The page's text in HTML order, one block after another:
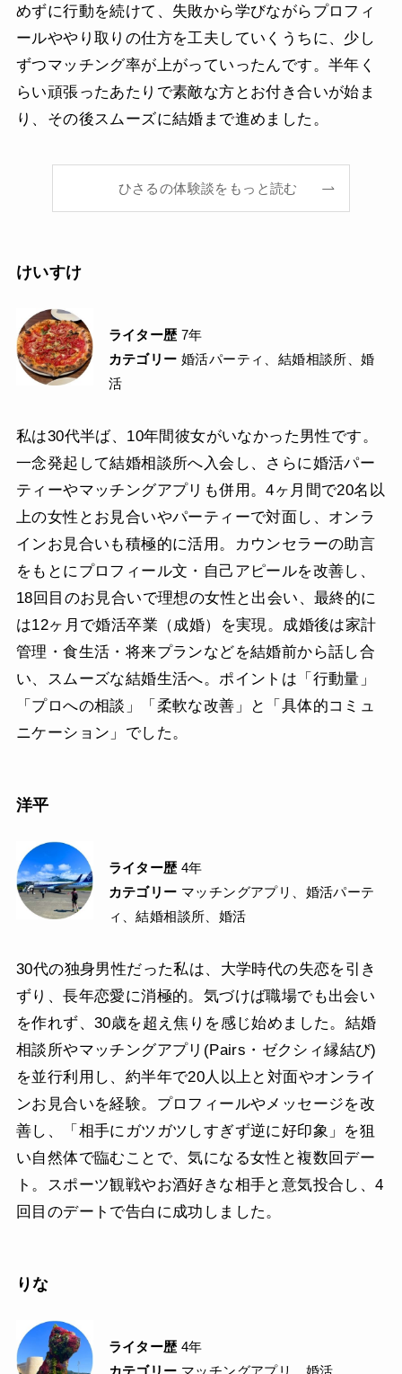
めずに行動を続けて、失敗から学びながらプロフィ
ールややり取りの仕方を工夫していくうちに、少し
ずつマッチング率が上がっていったんです。半年く
らい頑張ったあたりで素敵な方とお付き合いが始ま
り、その後スムーズに結婚まで進めました。
ひさるの体験談をもっと読む
けいすけ
ライター歴7年
カテゴリー 婚活パーティ、結婚相談所、婚
活
私は30代半ば、10年間彼女がいなかった男性です。
一念発起して結婚相談所へ入会し、さらに婚活パー
ティーやマッチングアプリも併用。4ヶ月間で20名以
上の女性とお見合いやパーティーで対面し、オンラ
インお見合いも積極的に活用。カウンセラーの助言
をもとにプロフィール文・自己アピールを改善し、
18回目のお見合いで理想の女性と出会い、最終的に
は12ヶ月で婚活卒業（成婚）を実現。成婚後は家計
管理・食生活・将来プランなどを結婚前から話し合
い、スムーズな結婚生活へ。ポイントは「行動量」
「プロへの相談」「柔軟な改善」と「具体的コミュ
ニケーション」でした。
洋平
ライター歴4年
カテゴリー マッチングアプリ、婚活パーテ
ィ、結婚相談所、婚活
30代の独身男性だった私は、大学時代の失恋を引き
ずり、長年恋愛に消極的。気づけば職場でも出会い
を作れず、30歳を超え焦りを感じ始めました。結婚
相談所やマッチングアプリ(Pairs・ゼクシィ縁結び)
を並行利用し、約半年で20人以上と対面やオンライ
ンお見合いを経験。プロフィールやメッセージを改
善し、「相手にガツガツしすぎず逆に好印象」を狙
い自然体で臨むことで、気になる女性と複数回デー
ト。スポーツ観戦やお酒好きな相手と意気投合し、4
回目のデートで告白に成功しました。
りな
ライター歴4年